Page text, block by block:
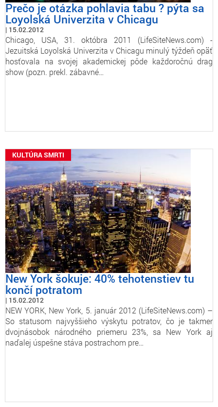
Prečo je otázka pohlavia tabu ? pýta sa
Loyolská Univerzita v Chicagu
15.02.2012
Chicago, USA, 31. októbra 2011 (LifeSiteNews.com) -
Jezuitská Loyolská Univerzita v Chicagu minulý týždeň opäť
hosťovala na svojej akademickej pôde každoročnú drag
show (pozn. prekl. zábavné…
KULTÚRA SMRTI
New York šokuje: 40% tehotenstiev tu
končí potratom
15.02.2012
NEW YORK, New York, 5. január 2012 (LifeSiteNews.com) –
So statusom najvyššieho výskytu potratov, čo je takmer
dvojnásobok národného priemeru 23%, sa New York aj
naďalej úspešne stáva postrachom pre…